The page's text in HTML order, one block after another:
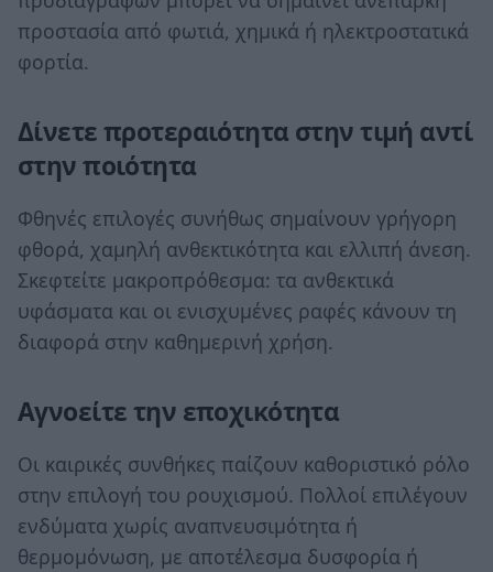
προστασία από φωτιά, χημικά ή ηλεκτροστατικά
φορτία.
Δίνετε προτεραιότητα στην τιμή αντί
στην ποιότητα
Φθηνές επιλογές συνήθως σημαίνουν γρήγορη
φθορά, χαμηλή ανθεκτικότητα και ελλιπή άνεση.
Σκεφτείτε μακροπρόθεσμα: τα ανθεκτικά
υφάσματα και οι ενισχυμένες ραφές κάνουν τη
διαφορά στην καθημερινή χρήση.
Αγνοείτε την εποχικότητα
Οι καιρικές συνθήκες παίζουν καθοριστικό ρόλο
στην επιλογή του ρουχισμού. Πολλοί επιλέγουν
ενδύματα χωρίς αναπνευσιμότητα ή
θερμομόνωση, με αποτέλεσμα δυσφορία ή